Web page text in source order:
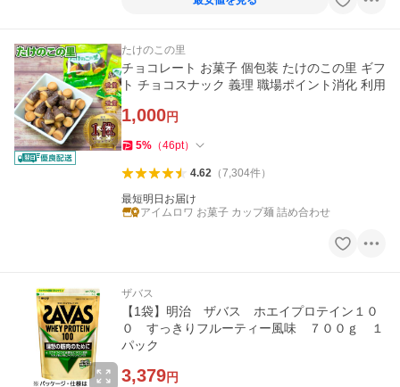
たけのこの里
チョコレート お菓子 個包装 たけのこの里 ギフ
ト チョコスナック 義理 職場ポイント消化 利用
1,000円
5% （46pt）
4.62（7,304件）
最短明日お届け
アイムロワ お菓子 カップ麺 詰め合わせ
ザバス
【1袋】明治 ザバス ホエイプロテイン１０
０ すっきりフルーティー風味 ７００ｇ １
パック
3,379円